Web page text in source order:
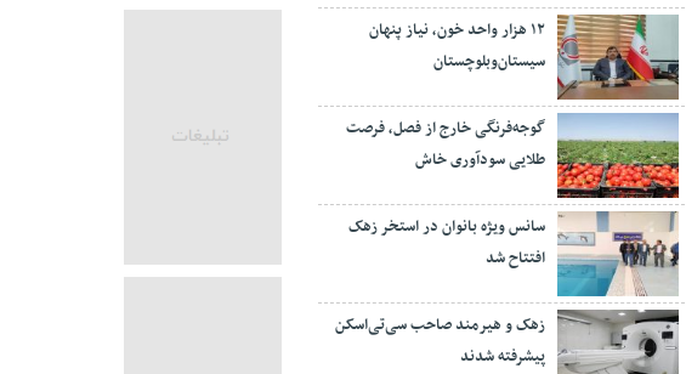
۱۲ هزار واحد خون، نیاز پنهان
سیستان‌وبلوچستان
گوجه‌فرنگی خارج از فصل، فرصت
طلایی سودآوری خاش
سانس ویژه بانوان در استخر زهک
افتتاح شد
زهک و هیرمند صاحب سی‌تی‌اسکن
پیشرفته شدند